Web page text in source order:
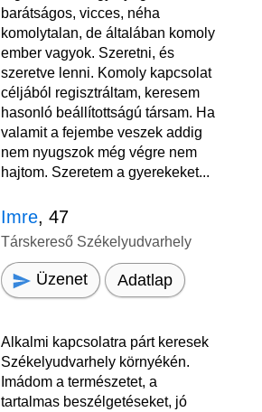
barátságos, vicces, néha
komolytalan, de általában komoly
ember vagyok. Szeretni, és
szeretve lenni. Komoly kapcsolat
céljából regisztráltam, keresem
hasonló beállítottságú társam. Ha
valamit a fejembe veszek addig
nem nyugszok még végre nem
hajtom. Szeretem a gyerekeket...
Imre, 47
Társkereső Székelyudvarhely
Üzenet Adatlap
Alkalmi kapcsolatra párt keresek
Székelyudvarhely környékén.
Imádom a természetet, a
tartalmas beszélgetéseket, jó